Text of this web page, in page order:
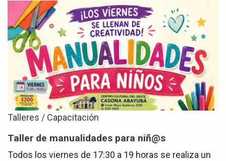
Talleres / Capacitación
Taller de manualidades para niñ@s
Todos los viernes de 17:30 a 19 horas se realiza un